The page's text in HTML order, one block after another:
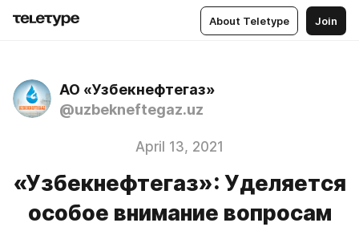
About Teletype Join
АО «Узбекнефтегаз»
@uzbekneftegaz.uz
April 13, 2021
«Узбекнефтегаз»: Уделяется
особое внимание вопросам